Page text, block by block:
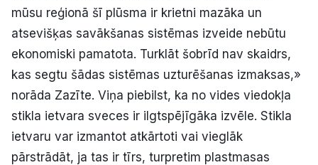
mūsu reģionā šī plūsma ir krietni mazāka un
atsevišķas savākšanas sistēmas izveide nebūtu
ekonomiski pamatota. Turklāt šobrīd nav skaidrs,
kas segtu šādas sistēmas uzturēšanas izmaksas,»
norāda Zazīte. Viņa piebilst, ka no vides viedokļa
stikla ietvara sveces ir ilgtspējīgāka izvēle. Stikla
ietvaru var izmantot atkārtoti vai vieglāk
pārstrādāt, ja tas ir tīrs, turpretim plastmasas